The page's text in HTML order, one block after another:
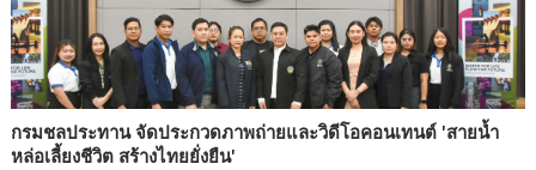
กรมชลประทาน จัดประกวดภาพถ่ายและวิดีโอคอนเทนต์ 'สายน้ำ
หล่อเลี้ยงชีวิต สร้างไทยยั่งยืน'